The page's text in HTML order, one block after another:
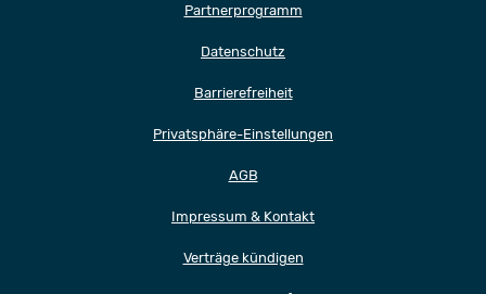
Partnerprogramm
Datenschutz
Barrierefreiheit
Privatsphäre-Einstellungen
AGB
Impressum & Kontakt
Verträge kündigen